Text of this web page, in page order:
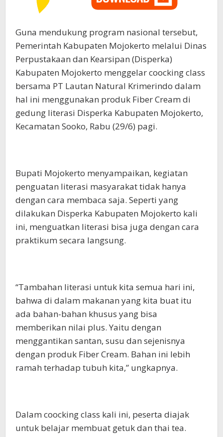
Guna mendukung program nasional tersebut,
Pemerintah Kabupaten Mojokerto melalui Dinas
Perpustakaan dan Kearsipan (Disperka)
Kabupaten Mojokerto menggelar coocking class
bersama PT Lautan Natural Krimerindo dalam
hal ini menggunakan produk Fiber Cream di
gedung literasi Disperka Kabupaten Mojokerto,
Kecamatan Sooko, Rabu (29/6) pagi.
Bupati Mojokerto menyampaikan, kegiatan
penguatan literasi masyarakat tidak hanya
dengan cara membaca saja. Seperti yang
dilakukan Disperka Kabupaten Mojokerto kali
ini, menguatkan literasi bisa juga dengan cara
praktikum secara langsung.
“Tambahan literasi untuk kita semua hari ini,
bahwa di dalam makanan yang kita buat itu
ada bahan-bahan khusus yang bisa
memberikan nilai plus. Yaitu dengan
menggantikan santan, susu dan sejenisnya
dengan produk Fiber Cream. Bahan ini lebih
ramah terhadap tubuh kita,” ungkapnya.
Dalam coocking class kali ini, peserta diajak
untuk belajar membuat getuk dan thai tea.